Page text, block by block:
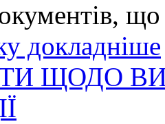
докладніше
ЩОДО